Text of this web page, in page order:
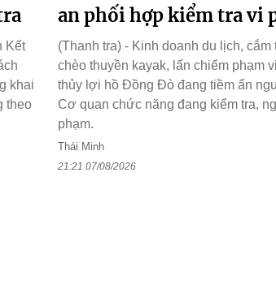
Kết
khai
theo
an phối hợp kiểm tra vi
(Thanh tra) - Kinh doanh du lịch, cắm
chèo thuyền kayak, lấn chiếm phạm
thủy lợi hồ Đồng Đò đang tiềm ẩn
Cơ quan chức năng đang kiểm tra,
phạm.
Thái Minh
21:21 07/08/2026